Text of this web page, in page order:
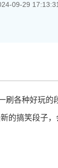
09-29 17:13:31
刷各种好玩的
的搞笑段子